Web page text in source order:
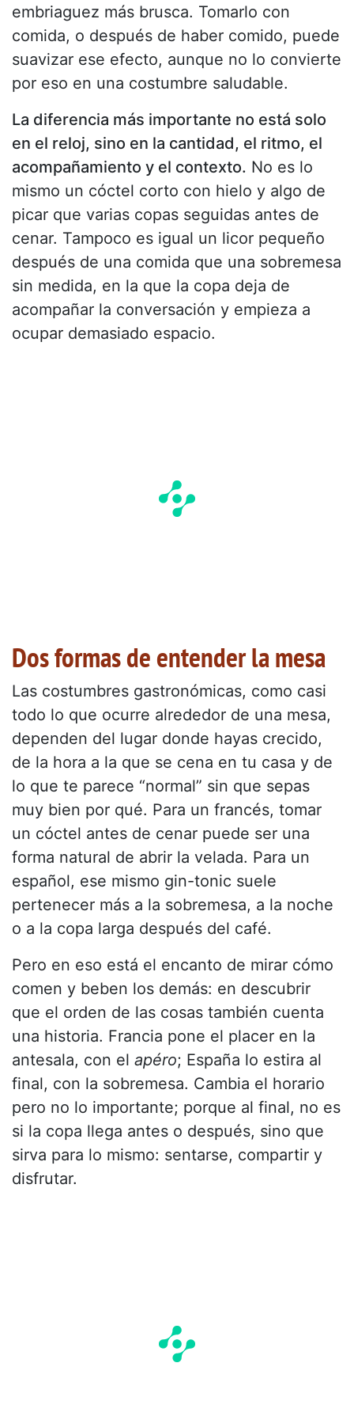
embriaguez más brusca. Tomarlo con
comida, o después de haber comido, puede
suavizar ese efecto, aunque no lo convierte
por eso en una costumbre saludable.
La diferencia más importante no está solo
en el reloj, sino en la cantidad, el ritmo, el
acompañamiento y el contexto. No es lo
mismo un cóctel corto con hielo y algo de
picar que varias copas seguidas antes de
cenar. Tampoco es igual un licor pequeño
después de una comida que una sobremesa
sin medida, en la que la copa deja de
acompañar la conversación y empieza a
ocupar demasiado espacio.
Dos formas de entender la mesa
Las costumbres gastronómicas, como casi
todo lo que ocurre alrededor de una mesa,
dependen del lugar donde hayas crecido,
de la hora a la que se cena en tu casa y de
lo que te parece “normal” sin que sepas
muy bien por qué. Para un francés, tomar
un cóctel antes de cenar puede ser una
forma natural de abrir la velada. Para un
español, ese mismo gin-tonic suele
pertenecer más a la sobremesa, a la noche
o a la copa larga después del café.
Pero en eso está el encanto de mirar cómo
comen y beben los demás: en descubrir
que el orden de las cosas también cuenta
una historia. Francia pone el placer en la
antesala, con el apéro; España lo estira al
final, con la sobremesa. Cambia el horario
pero no lo importante; porque al final, no es
si la copa llega antes o después, sino que
sirva para lo mismo: sentarse, compartir y
disfrutar.